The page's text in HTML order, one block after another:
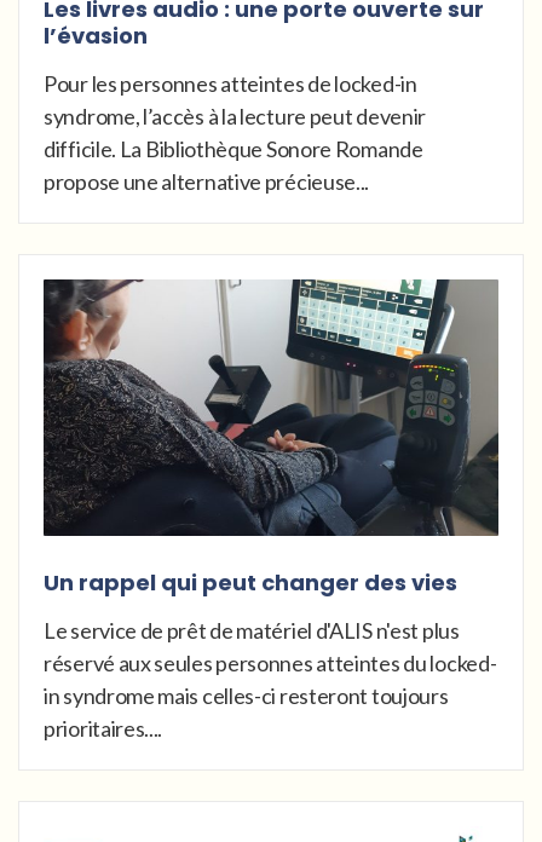
Les livres audio : une porte ouverte sur
l’évasion
Pour les personnes atteintes de locked-in
syndrome, l’accès à la lecture peut devenir
difficile. La Bibliothèque Sonore Romande
propose une alternative précieuse...
Un rappel qui peut changer des vies
Le service de prêt de matériel d'ALIS n'est plus
réservé aux seules personnes atteintes du locked-
in syndrome mais celles-ci resteront toujours
prioritaires....